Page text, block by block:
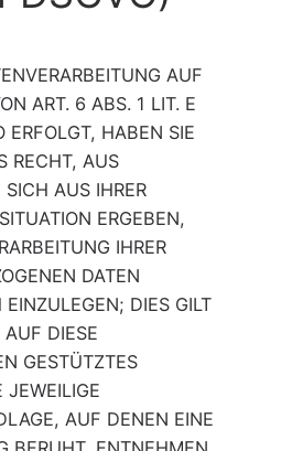
AUF
ART. 6 ABS. 1 LIT. E
ERFOLGT, HABEN SIE
RECHT, AUS
AUS IHRER
ERGEBEN,
IHRER
DATEN
EINZULEGEN; DIES GILT
DIESE
GESTÜTZTES
JEWEILIGE
AUF DENEN EINE